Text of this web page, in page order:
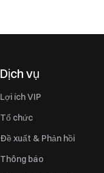
Dịch vụ
Lợi ích VIP
Tổ chức
Đề xuất & Phản hồi
Thông báo